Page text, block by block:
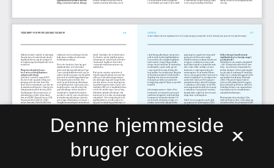
×
Denne hjemmeside
bruger cookies